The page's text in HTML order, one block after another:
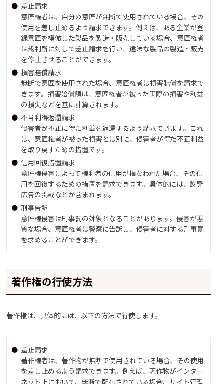
差止請求
意匠権者は、自分の意匠が無断で使用されている場合、その
使用を差し止めるよう請求できます。例えば、ある企業が登
録意匠を模倣した製品を製造・販売している場合、意匠権者
は裁判所に対して差止請求を行い、違法な製品の製造・販売
を停止させることができます。
損害賠償請求
無断で意匠を使用された場合、意匠権者は損害賠償を請求で
きます。損害賠償額は、意匠権者が被った実際の損害や利益
の損失などを基に計算されます。
不当利得返還請求
侵害者が不正に得た利益を返還するよう請求できます。これ
は、意匠権者が被った損害とは別に、侵害者が得た不正利益
を取り戻すための措置です。
信用回復措置請求
意匠権侵害によって権利者の信用が損なわれた場合、その信
用を回復するための措置を請求できます。具体的には、謝罪
広告の掲載などが含まれます。
刑事告訴
意匠権侵害は刑事罰の対象となることがあります。侵害が悪
質な場合、意匠権者は警察に告訴し、侵害者に対する刑事罰
を求めることができます。
著作権の行使方法
著作権は、具体的には、以下の方法で行使します。
差止請求
著作権者は、著作物が無断で使用されている場合、その使用
を差し止めるよう請求できます。例えば、著作物がインター
ネット上において、無断で配布されている場合、サイト管理